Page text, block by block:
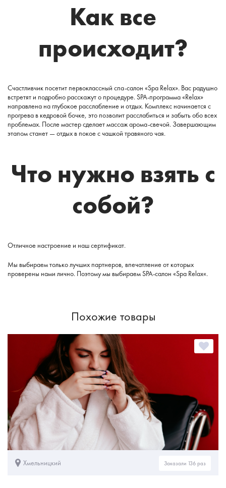
Как все
происходит?
Счастливчик посетит первоклассный спа-салон «Spa Relax». Вас радушно
встретят и подробно расскажуто процедуре.SPA-программа «Relax»
направлена на глубокое расслабление и отдых. Комплекс начинается с
прогрева в кедровой бочке, это позволит расслабиться и забытьобо всех
проблемах. После мастерсделаетмассажарома-свечой. Завершающим
этапомстанет — отдых в покое счашкой травяногочая.
Что нужно взять с
собой?
Отличное настроение и нашсертификат.
Мы выбираемтольколучших партнеров, впечатление от которых
проверены нами лично. Поэтомумы выбираемSPA-салон «Spa Relax«.
Похожие товары
Хмельницкий Заказали 136 раз